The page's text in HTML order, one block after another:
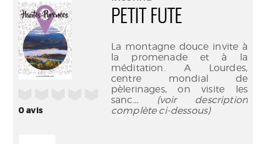
0avis
PETIT FUTE
La montagne douce invite à
la promenade et à la
méditation. A Lourdes,
centre mondial de
pèlerinages, on visite les
sanc... (voir description
complète ci-dessous)